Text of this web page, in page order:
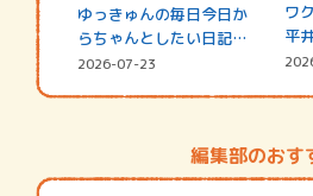
ゆっきゅんの毎日今日か
らちゃんとしたい日記
☆202…
2026-07-23
ワ
平
シ
編集部のおす